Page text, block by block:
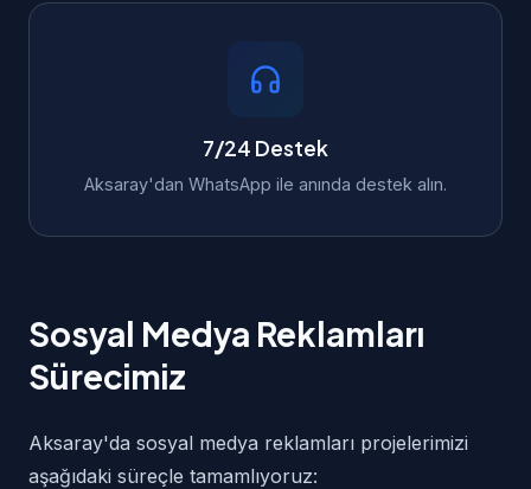
7/24 Destek
Aksaray'dan WhatsApp ile anında destek alın.
Sosyal Medya Reklamları
Sürecimiz
Aksaray'da sosyal medya reklamları projelerimizi
aşağıdaki süreçle tamamlıyoruz: